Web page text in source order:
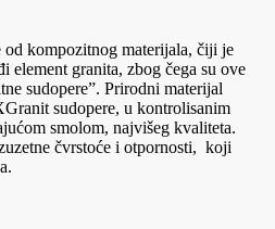
kompozitnog materijala, čiji je
element granita, zbog čega su ove
sudopere”. Prirodni materijal
sudopere, u kontrolisanim
smolom, najvišeg kvaliteta.
čvrstoće i otpornosti, koji